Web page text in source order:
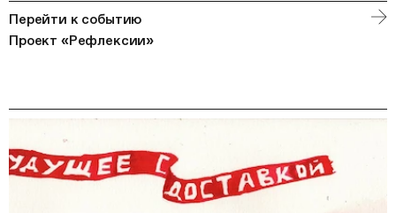
Перейти к событию
Проект «Рефлексии»